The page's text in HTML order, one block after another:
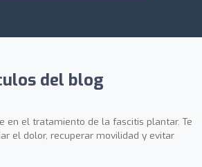
del blog
en el tratamiento de la fascitis plantar. Te
el dolor, recuperar movilidad y evitar